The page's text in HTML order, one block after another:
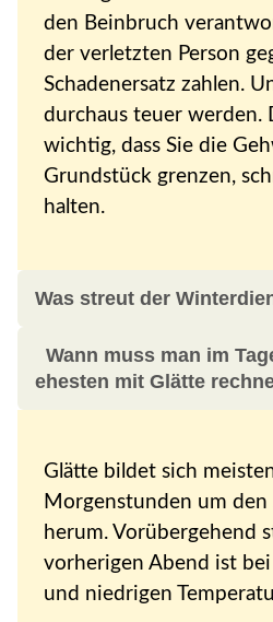
den Beinbruch
der verletzten Person
Schadenersatz zahlen.
durchaus teuer werden.
wichtig, dass Sie die
Grundstück grenzen,
halten.
Was streut der
Wann muss man im
ehesten mit Glätte
Glätte bildet sich
Morgenstunden um den
herum. Vorübergehend
vorherigen Abend ist
und niedrigen